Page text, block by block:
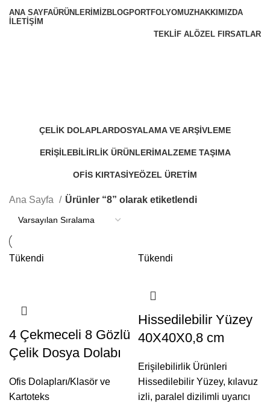
ANA SAYFAÜRÜNLERIMIZBLOGPORTFOLYOMUZHAKKIMIZDA
İLETIŞIM
TEKLIF ALÖZEL FIRSATLAR
ÇELIK DOLAPLARDOSYALAMA VE ARŞIVLEME
ERIŞILEBILIRLIK ÜRÜNLERIMALZEME TAŞIMA
OFIS KIRTASIYEÖZEL ÜRETIM
Ana Sayfa Ürünler “8” olarak etiketlendi
Tükendi
4 Çekmeceli 8 Gözlü
Çelik Dosya Dolabı
Ofis Dolapları/Klasör ve
Kartoteks
Tükendi
Hissedilebilir Yüzey
40X40X0,8 cm
Erişilebilirlik Ürünleri
Hissedilebilir Yüzey, kılavuz
izli, paralel dizilimli uyarıcı